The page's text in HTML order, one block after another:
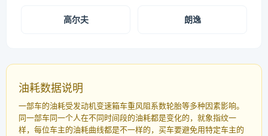
高尔夫 朗逸
油耗数据说明
一部车的油耗受发动机变速箱车重风阻系数轮胎等多种因素影响。
同一部车同一个人在不同时间段的油耗都是变化的，就象指纹一
样，每位车主的油耗曲线都是不一样的，买车要避免用特定车主的